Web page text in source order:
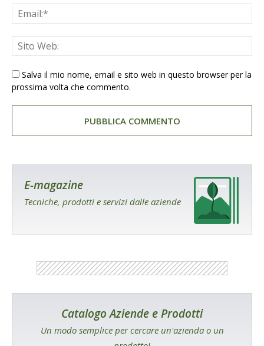
Salva il mio nome, email e sito web in questo browser per la
prossima volta che commento.
E-magazine
Tecniche, prodotti e servizi dalle aziende
Catalogo Aziende e Prodotti
Un modo semplice per cercare un'azienda o un